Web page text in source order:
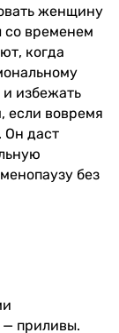
женщину
со временем
когда
избежать
если вовремя
Он даст
без
приливы.